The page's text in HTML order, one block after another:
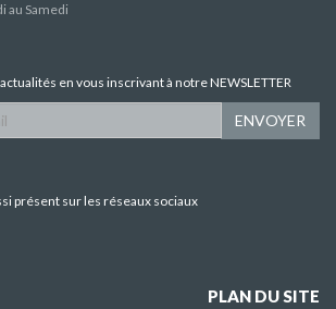
au Samedi
en vous inscrivant à notre NEWSLETTER
ENVOYER
présent sur les réseaux sociaux
PLAN DU SITE